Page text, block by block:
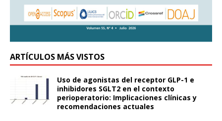
ARTÍCULOS MÁS VISTOS
Uso de agonistas del receptor GLP-1 e
inhibidores SGLT2 en el contexto
perioperatorio: Implicaciones clínicas y
recomendaciones actuales